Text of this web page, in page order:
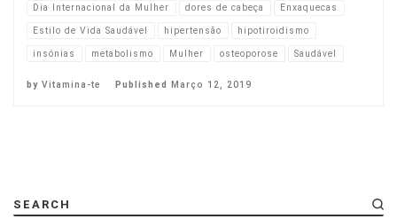
Dia Internacional da Mulher
dores de cabeça
Enxaquecas
Estilo de Vida Saudável
hipertensão
hipotiroidismo
insónias
metabolismo Mulher osteoporose Saudável
by Vitamina-te Published Março 12, 2019
SEARCH